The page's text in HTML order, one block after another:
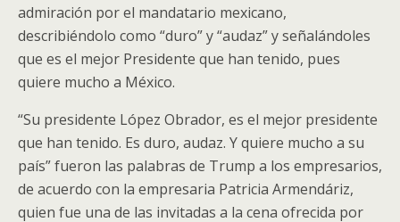
admiración por el mandatario mexicano,
describiéndolo como “duro” y “audaz” y señalándoles
que es el mejor Presidente que han tenido, pues
quiere mucho a México.
“Su presidente López Obrador, es el mejor presidente
que han tenido. Es duro, audaz. Y quiere mucho a su
país” fueron las palabras de Trump a los empresarios,
de acuerdo con la empresaria Patricia Armendáriz,
quien fue una de las invitadas a la cena ofrecida por